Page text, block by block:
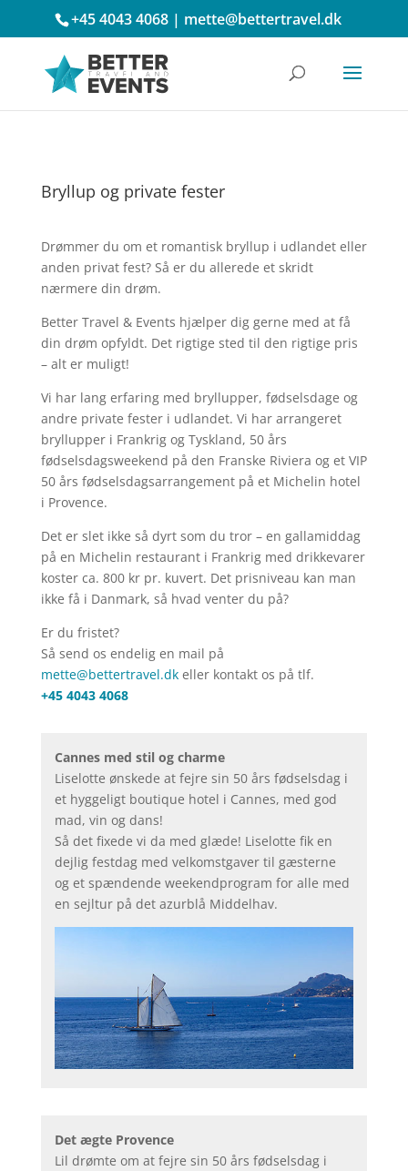
+45 4043 4068| mette@bettertravel.dk
Bryllup og private fester
Drømmer du om et romantisk bryllup i udlandet eller
anden privat fest? Så er du allerede et skridt
nærmere din drøm.
Better Travel & Events hjælper dig gerne med at få
din drøm opfyldt. Det rigtige sted til den rigtige pris
– alt er muligt!
Vi har lang erfaring med bryllupper, fødselsdage og
andre private fester i udlandet. Vi har arrangeret
bryllupper i Frankrig og Tyskland, 50 års
fødselsdagsweekend på den Franske Riviera og et VIP
50 års fødselsdagsarrangement på et Michelin hotel
i Provence.
Det er slet ikke så dyrt som du tror – en gallamiddag
på en Michelin restaurant i Frankrig med drikkevarer
koster ca. 800 kr pr. kuvert. Det prisniveau kan man
ikke få i Danmark, så hvad venter du på?
Er du fristet?
Så send os endelig en mail på
mette@bettertravel.dkeller kontakt os på tlf.
+45 4043 4068
Cannes med stil og charme
Liselotte ønskede at fejre sin 50 års fødselsdag i
et hyggeligt boutique hotel i Cannes, med god
mad, vin og dans!
Så det fixede vi da med glæde! Liselotte fik en
dejlig festdag med velkomstgaver til gæsterne
og et spændende weekendprogram for alle med
en sejltur på det azurblå Middelhav.
Det ægte Provence
Lil drømte om at fejre sin 50 års fødselsdag i